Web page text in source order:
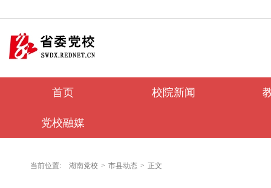
首页 校院新闻
党校融媒
当前位置: 湖南党校 > 市县动态 > 正文